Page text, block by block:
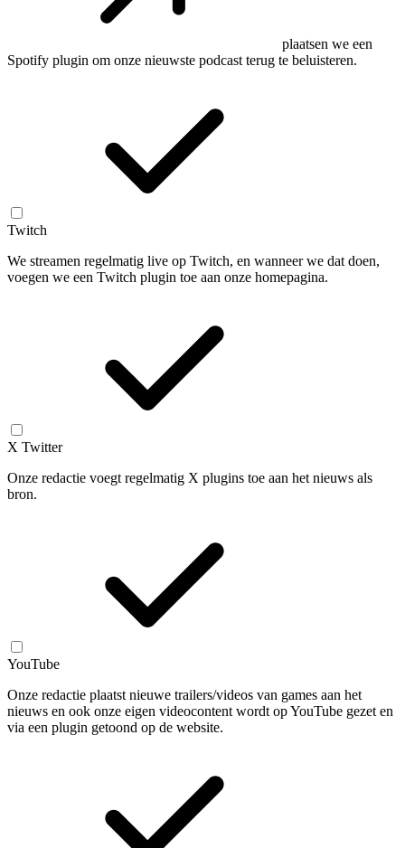
plaatsen we een
Spotify plugin om onze nieuwste podcast terug te beluisteren.
Twitch
We streamen regelmatig live op Twitch, en wanneer we dat doen,
voegen we een Twitch plugin toe aan onze homepagina.
X Twitter
Onze redactie voegt regelmatig X plugins toe aan het nieuws als
bron.
YouTube
Onze redactie plaatst nieuwe trailers/videos van games aan het
nieuws en ook onze eigen videocontent wordt op YouTube gezet en
via een plugin getoond op de website.